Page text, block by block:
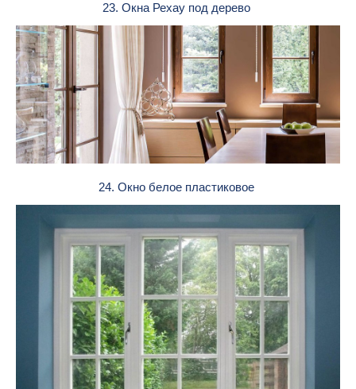
23. Окна Рехау под дерево
24. Окно белое пластиковое